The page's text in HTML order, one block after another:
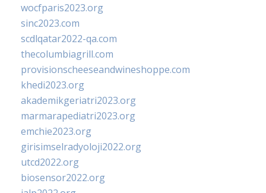
wocfparis2023.org
sinc2023.com
scdlqatar2022-qa.com
thecolumbiagrill.com
provisionscheeseandwineshoppe.com
khedi2023.org
akademikgeriatri2023.org
marmarapediatri2023.org
emchie2023.org
girisimselradyoloji2022.org
utcd2022.org
biosensor2022.org